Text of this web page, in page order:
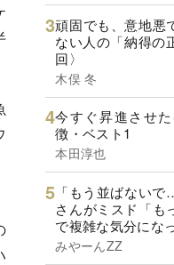
頑固でも、意地
ない人の「納得の
回〉
木俣 冬
今すぐ昇進させ
徴・ベスト1
本田淳也
「もう並ばない
さんがミスド「も
で複雑な気分にな
みやーんZZ